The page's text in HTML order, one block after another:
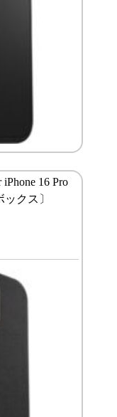
iPhone 16 Pro
クス〕